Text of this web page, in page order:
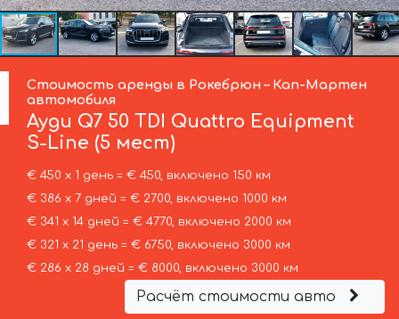
Стоимость аренды в Рокебрюн – Кап-Мартен
автомобиля
Ауди Q7 50 TDI Quattro Equipment
S-Line (5 мест)
€ 450 х 1 день = € 450, включено 150 км
€ 386 х 7 дней = € 2700, включено 1000 км
€ 341 х 14 дней = € 4770, включено 2000 км
€ 321 х 21 день = € 6750, включено 3000 км
€ 286 х 28 дней = € 8000, включено 3000 км
Расчёт стоимости авто